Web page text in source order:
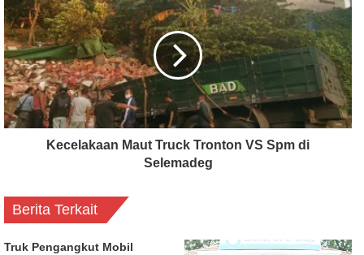
Kecelakaan Maut Truck Tronton VS Spm di
Selemadeg
Berita Terkait
Truk Pengangkut Mobil